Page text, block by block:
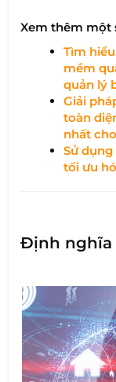
Xem thêm một
Tìm
mềm
quản lý
Giải
toàn
nhất
Sử
tối ưu
Định nghĩa